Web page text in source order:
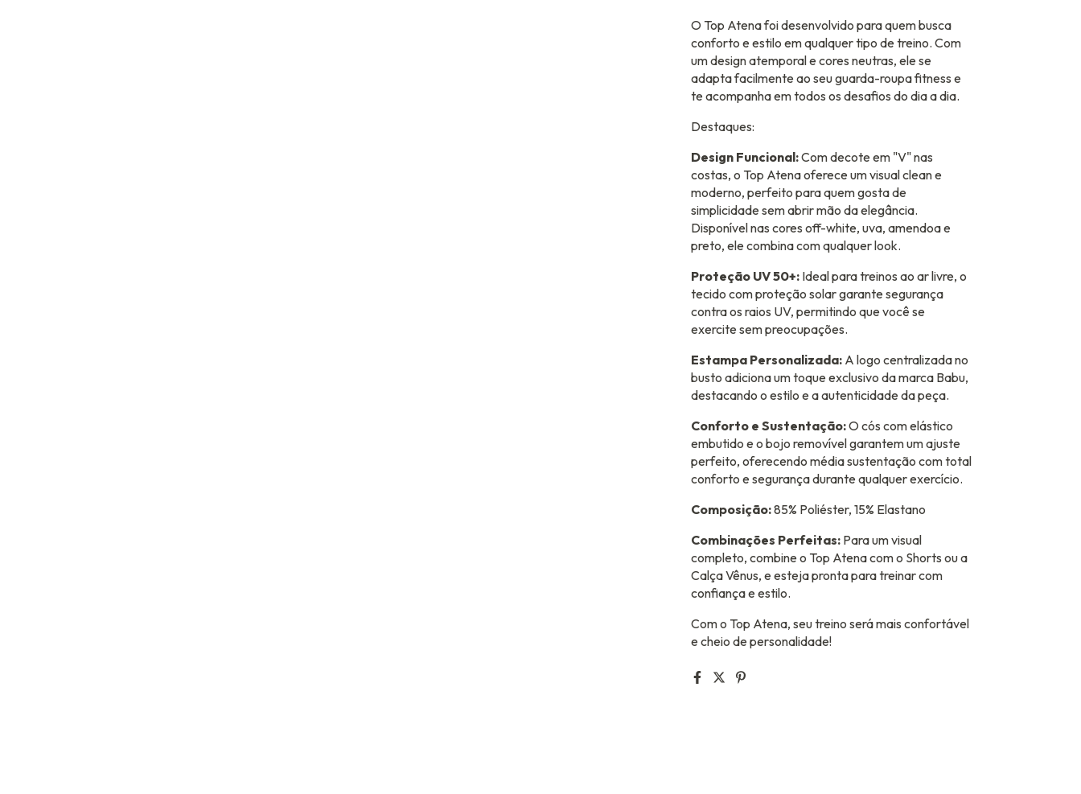
O Top Atena foi desenvolvido para quem busca
conforto e estilo em qualquer tipo de treino. Com
um design atemporal e cores neutras, ele se
adapta facilmente ao seu guarda-roupa fitness e
te acompanha em todos os desafios do dia a dia.
Destaques:
Design Funcional:Com decote em "V" nas
costas, o Top Atena oferece um visual clean e
moderno, perfeito para quem gosta de
simplicidade sem abrir mão da elegância.
Disponível nas cores off-white, uva, amendoa e
preto, ele combina com qualquer look.
Proteção UV 50+:Ideal para treinos ao ar livre, o
tecido com proteção solar garante segurança
contra os raios UV, permitindo que você se
exercite sem preocupações.
Estampa Personalizada:A logo centralizada no
busto adiciona um toque exclusivo da marca Babu,
destacando o estilo e a autenticidade da peça.
Conforto e Sustentação:O cós com elástico
embutido e o bojo removível garantem um ajuste
perfeito, oferecendo média sustentação com total
conforto e segurança durante qualquer exercício.
Composição:85% Poliéster, 15% Elastano
Combinações Perfeitas:Para um visual
completo, combine o Top Atena com o Shorts ou a
Calça Vênus, e esteja pronta para treinar com
confiança e estilo.
Com o Top Atena, seu treino será mais confortável
e cheio de personalidade!